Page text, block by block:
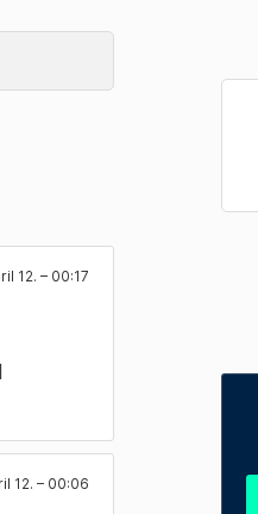
12. – 00:17
12. – 00:06